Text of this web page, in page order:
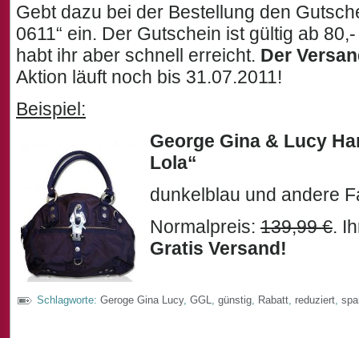
Gebt dazu bei der Bestellung den
0611“ ein. Der Gutschein ist gültig ab
habt ihr aber schnell erreicht. Der
Aktion läuft noch bis 31.07.2011!
Beispiel:
George Gina & Lucy
Lola“
dunkelblau und andere
Normalpreis: 139,99 €.
Gratis Versand!
Schlagworte: Geroge Gina Lucy, GGL, günstig, Rabatt, reduziert,